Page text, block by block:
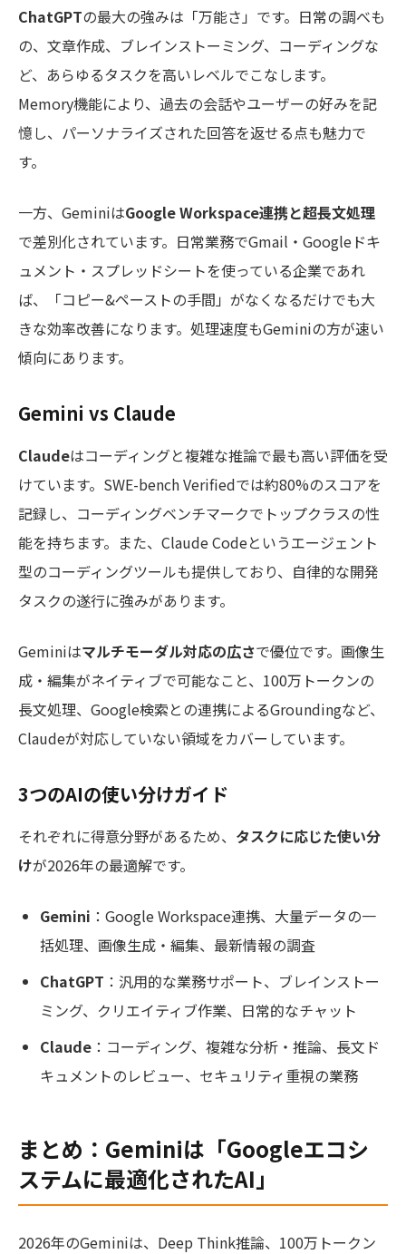
ChatGPTの最大の強みは「万能さ」です。日常の調べも
の、文章作成、ブレインストーミング、コーディングな
ど、あらゆるタスクを高いレベルでこなします。
Memory機能により、過去の会話やユーザーの好みを記
憶し、パーソナライズされた回答を返せる点も魅力で
す。
一方、GeminiはGoogle Workspace連携と超長文処理
で差別化されています。日常業務でGmail・Googleドキ
ュメント・スプレッドシートを使っている企業であれ
ば、「コピー&ペーストの手間」がなくなるだけでも大
きな効率改善になります。処理速度もGeminiの方が速い
傾向にあります。
Gemini vs Claude
Claudeはコーディングと複雑な推論で最も高い評価を受
けています。SWE-bench Verifiedでは約80%のスコアを
記録し、コーディングベンチマークでトップクラスの性
能を持ちます。また、Claude Codeというエージェント
型のコーディングツールも提供しており、自律的な開発
タスクの遂行に強みがあります。
Geminiはマルチモーダル対応の広さで優位です。画像生
成・編集がネイティブで可能なこと、100万トークンの
長文処理、Google検索との連携によるGroundingなど、
Claudeが対応していない領域をカバーしています。
3つのAIの使い分けガイド
それぞれに得意分野があるため、 タスクに応じた使い分
けが2026年の最適解です。
Gemini ：Google Workspace連携、大量データの一
括処理、画像生成・編集、最新情報の調査
ChatGPT ：汎用的な業務サポート、ブレインストー
ミング、クリエイティブ作業、日常的なチャット
Claude ：コーディング、複雑な分析・推論、長文ド
キュメントのレビュー、セキュリティ重視の業務
まとめ：Geminiは「Googleエコシ
ステムに最適化されたAI」
2026年のGeminiは、Deep Think推論、100万トークン